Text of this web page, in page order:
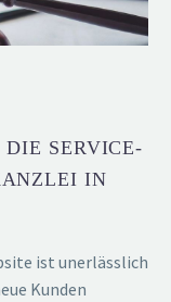
DIE SERVICE-
IN
ist unerlässlich
Kunden